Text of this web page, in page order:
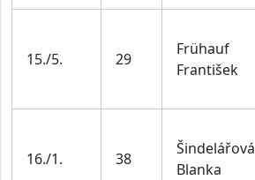
15./5. 29
Frühauf
František
16./1. 38
Šindelářová
Blanka